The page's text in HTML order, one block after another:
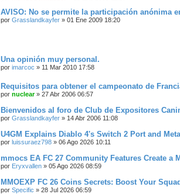
AVISO: No se permite la participación anónima
por Grasslandkayfer » 01 Ene 2009 18:20
Una opinión muy personal.
por imarcoc » 11 Mar 2010 17:58
Requisitos para obtener el campeonato de
por nuclear» 27 Abr 2006 06:57
Bienvenidos al foro de Club de Expositores
por Grasslandkayfer » 14 Abr 2006 11:08
U4GM Explains Diablo 4's Switch 2 Port and Meta
por luissuraez798 » 06 Ago 2026 10:11
mmocs EA FC 27 Community Features Create a
por Eryxvallen » 05 Ago 2026 08:59
MMOEXP FC 26 Coins Secrets: Boost Your
por Specific » 28 Jul 2026 06:59